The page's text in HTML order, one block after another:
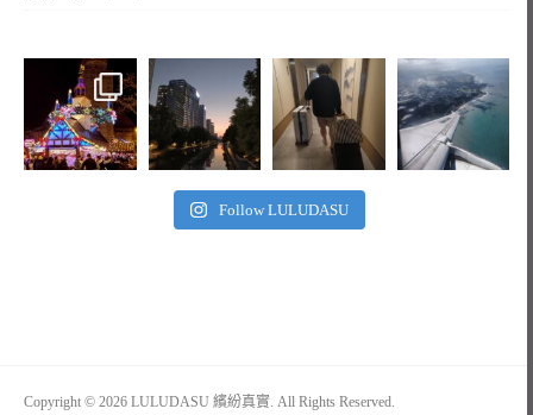
Follow LULUDASU
Copyright © 2026 LULUDASU 繽紛真實. All Rights Reserved.